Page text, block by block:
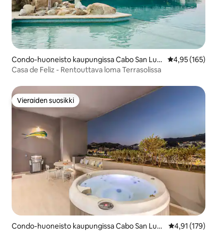
Condo-huoneisto kaupungissa Cabo San Luc
as
4,95 (165)
Casa de Feliz - Rentouttava loma Terrasolissa
Vieraiden suosikki
Vieraiden suosikki
Condo-huoneisto kaupungissa Cabo San Luca
4,91 (179)